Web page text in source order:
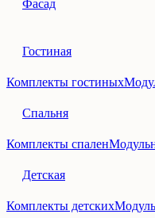
Фасад
Гостиная
Комплекты гостиных
Спальня
Комплекты спален
Детская
Комплекты детских